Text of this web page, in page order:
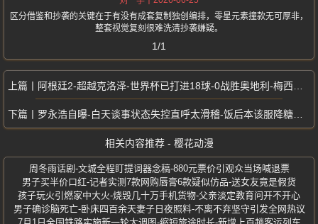
区分借鉴和抄袭的关键在于有没有成套复制独创编排，零星元素撞款无可厚非，
整套视觉复刻很难洗清抄袭嫌疑。
1/1
阿根廷2-超越克洛泽-世界杯已打进18球-0战胜奥地利-梅西梅开二度
罗永浩自曝-白天谈事状态失控直呼太滑稽-饭后本该服降糖药误吞安眠药
相关内容推荐 - 樱花动漫
周冬雨话剧-文城全程盯提词器念稿-880元票价引观众当场喊退票
男子买半价口红-记者实测7款网购唇膏6款疑似仿品-送女友竟是假货
孩子玩火引燃家中大火-烧毁几十万手机货物-父亲淡定教育问开不开心
男子确诊脑死亡-卧床四百余天妻子日夜照料-不离不弃坚守引发全网热议